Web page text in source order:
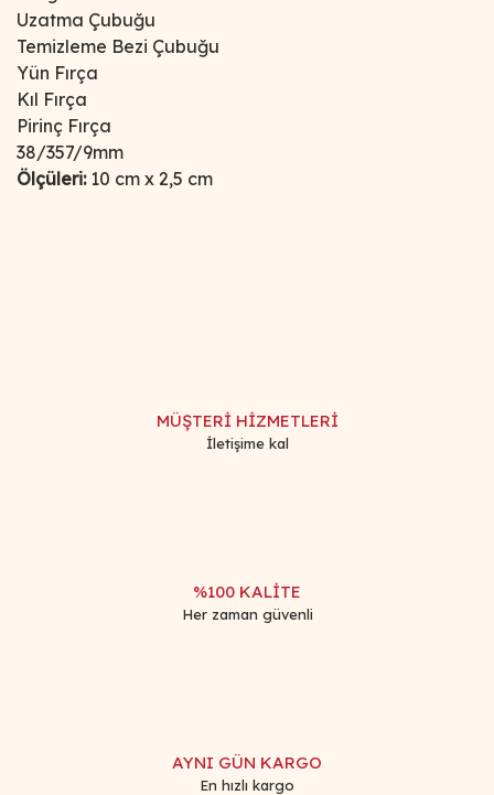
Uzatma Çubuğu
Temizleme Bezi Çubuğu
Yün Fırça
Kıl Fırça
Pirinç Fırça
38/357/9mm
Ölçüleri:10 cm x 2,5 cm
Ürün bilgilerinde hatalar bulunuyor.
MÜŞTERİ HİZMETLERİ
İletişime kal
%100 KALİTE
Her zaman güvenli
AYNI GÜN KARGO
En hızlı kargo